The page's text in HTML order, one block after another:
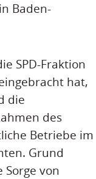
Baden-
SPD-Fraktion
hat,
die
des
Betriebe im
Grund
von